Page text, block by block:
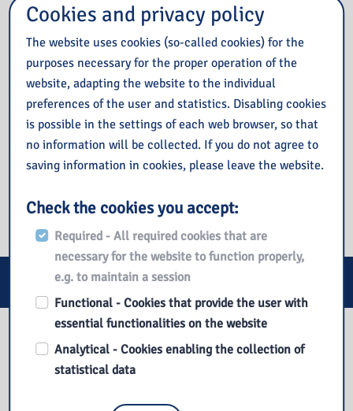
E-services
Our library
Cookies and privacy policy
The website uses cookies (so-called cookies) for the
purposes necessary for the proper operation of the
website, adapting the website to the individual
preferences of the user and statistics. Disabling cookies
is possible in the settings of each web browser, so that
no information will be collected. If you do not agree to
saving information in cookies, please leave the website.
Check the cookies you accept:
Required - All required cookies that are
necessary for the website to function properly,
e.g. to maintain a session
Functional - Cookies that provide the user with
essential functionalities on the website
Analytical - Cookies enabling the collection of
statistical data